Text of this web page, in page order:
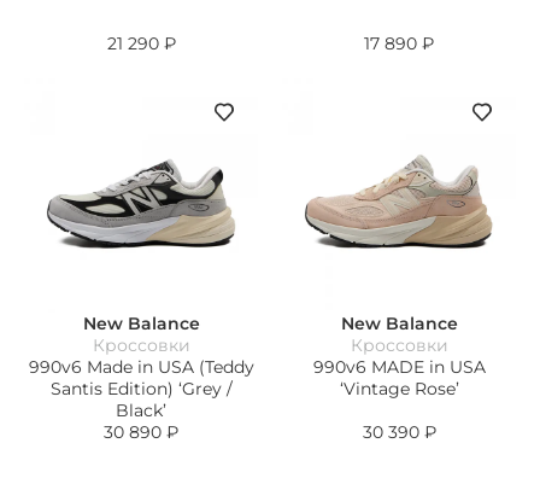
21 290 ₽ 17 890 ₽
New Balance
Кроссовки
990v6 Made in USA (Teddy
Santis Edition) ‘Grey /
Black’
30 890 ₽
New Balance
Кроссовки
990v6 MADE in USA
‘Vintage Rose’
30 390 ₽